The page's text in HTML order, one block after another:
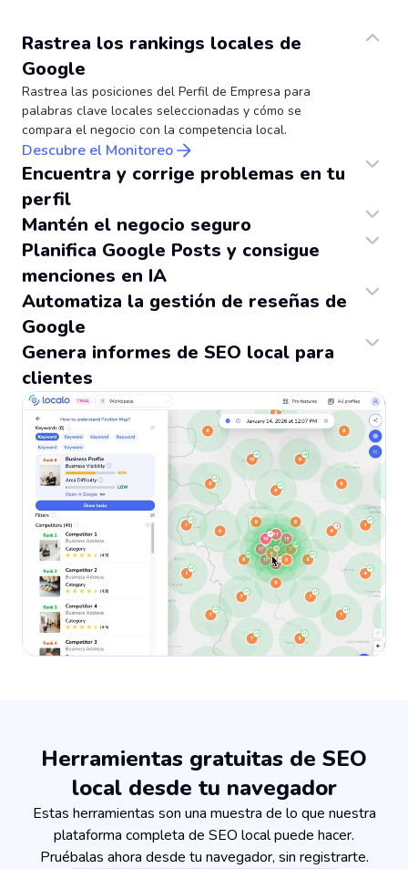
Rastrea los rankings locales de
Google
Rastrea las posiciones del Perfil de Empresa para
palabras clave locales seleccionadas y cómo se
compara el negocio con la competencia local.
Descubre el Monitoreo
Encuentra y corrige problemas en tu
perfil
Mantén el negocio seguro
Planifica Google Posts y consigue
menciones en IA
Automatiza la gestión de reseñas de
Google
Genera informes de SEO local para
clientes
Herramientas gratuitas de SEO
local desde tu navegador
Estas herramientas son una muestra de lo que nuestra
plataforma completa de SEO local puede hacer.
Pruébalas ahora desde tu navegador, sin registrarte.